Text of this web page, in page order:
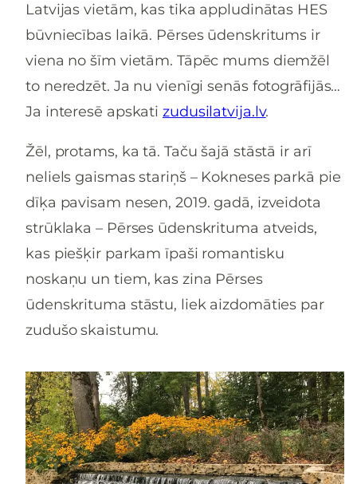
Latvijas vietām, kas tika appludinātas HES
būvniecības laikā. Pērses ūdenskritums ir
viena no šīm vietām. Tāpēc mums diemžēl
to neredzēt. Ja nu vienīgi senās fotogrāfijās…
Ja interesē apskati zudusilatvija.lv.
Žēl, protams, ka tā. Taču šajā stāstā ir arī
neliels gaismas stariņš – Kokneses parkā pie
dīķa pavisam nesen, 2019. gadā, izveidota
strūklaka – Pērses ūdenskrituma atveids,
kas piešķir parkam īpaši romantisku
noskaņu un tiem, kas zina Pērses
ūdenskrituma stāstu, liek aizdomāties par
zudušo skaistumu.